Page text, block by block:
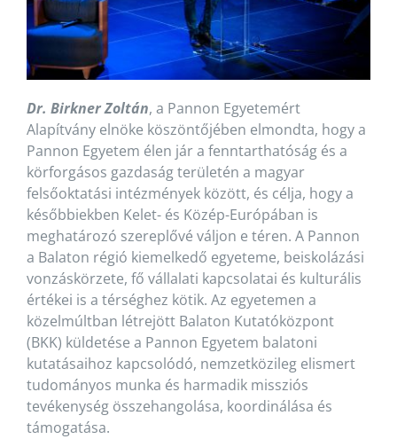
Dr. Birkner Zoltán, a Pannon Egyetemért
Alapítvány elnöke köszöntőjében elmondta, hogy a
Pannon Egyetem élen jár a fenntarthatóság és a
körforgásos gazdaság területén a magyar
felsőoktatási intézmények között, és célja, hogy a
későbbiekben Kelet- és Közép-Európában is
meghatározó szereplővé váljon e téren. A Pannon
a Balaton régió kiemelkedő egyeteme, beiskolázási
vonzáskörzete, fő vállalati kapcsolatai és kulturális
értékei is a térséghez kötik. Az egyetemen a
közelmúltban létrejött Balaton Kutatóközpont
(BKK) küldetése a Pannon Egyetem balatoni
kutatásaihoz kapcsolódó, nemzetközileg elismert
tudományos munka és harmadik missziós
tevékenység összehangolása, koordinálása és
támogatása.